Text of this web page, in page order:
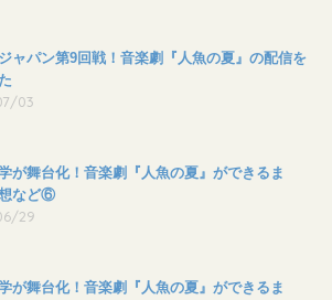
ャパン第9回戦！音楽劇『人魚の夏』の配信を
03
が舞台化！音楽劇『人魚の夏』ができるま
など⑥
29
が舞台化！音楽劇『人魚の夏』ができるま